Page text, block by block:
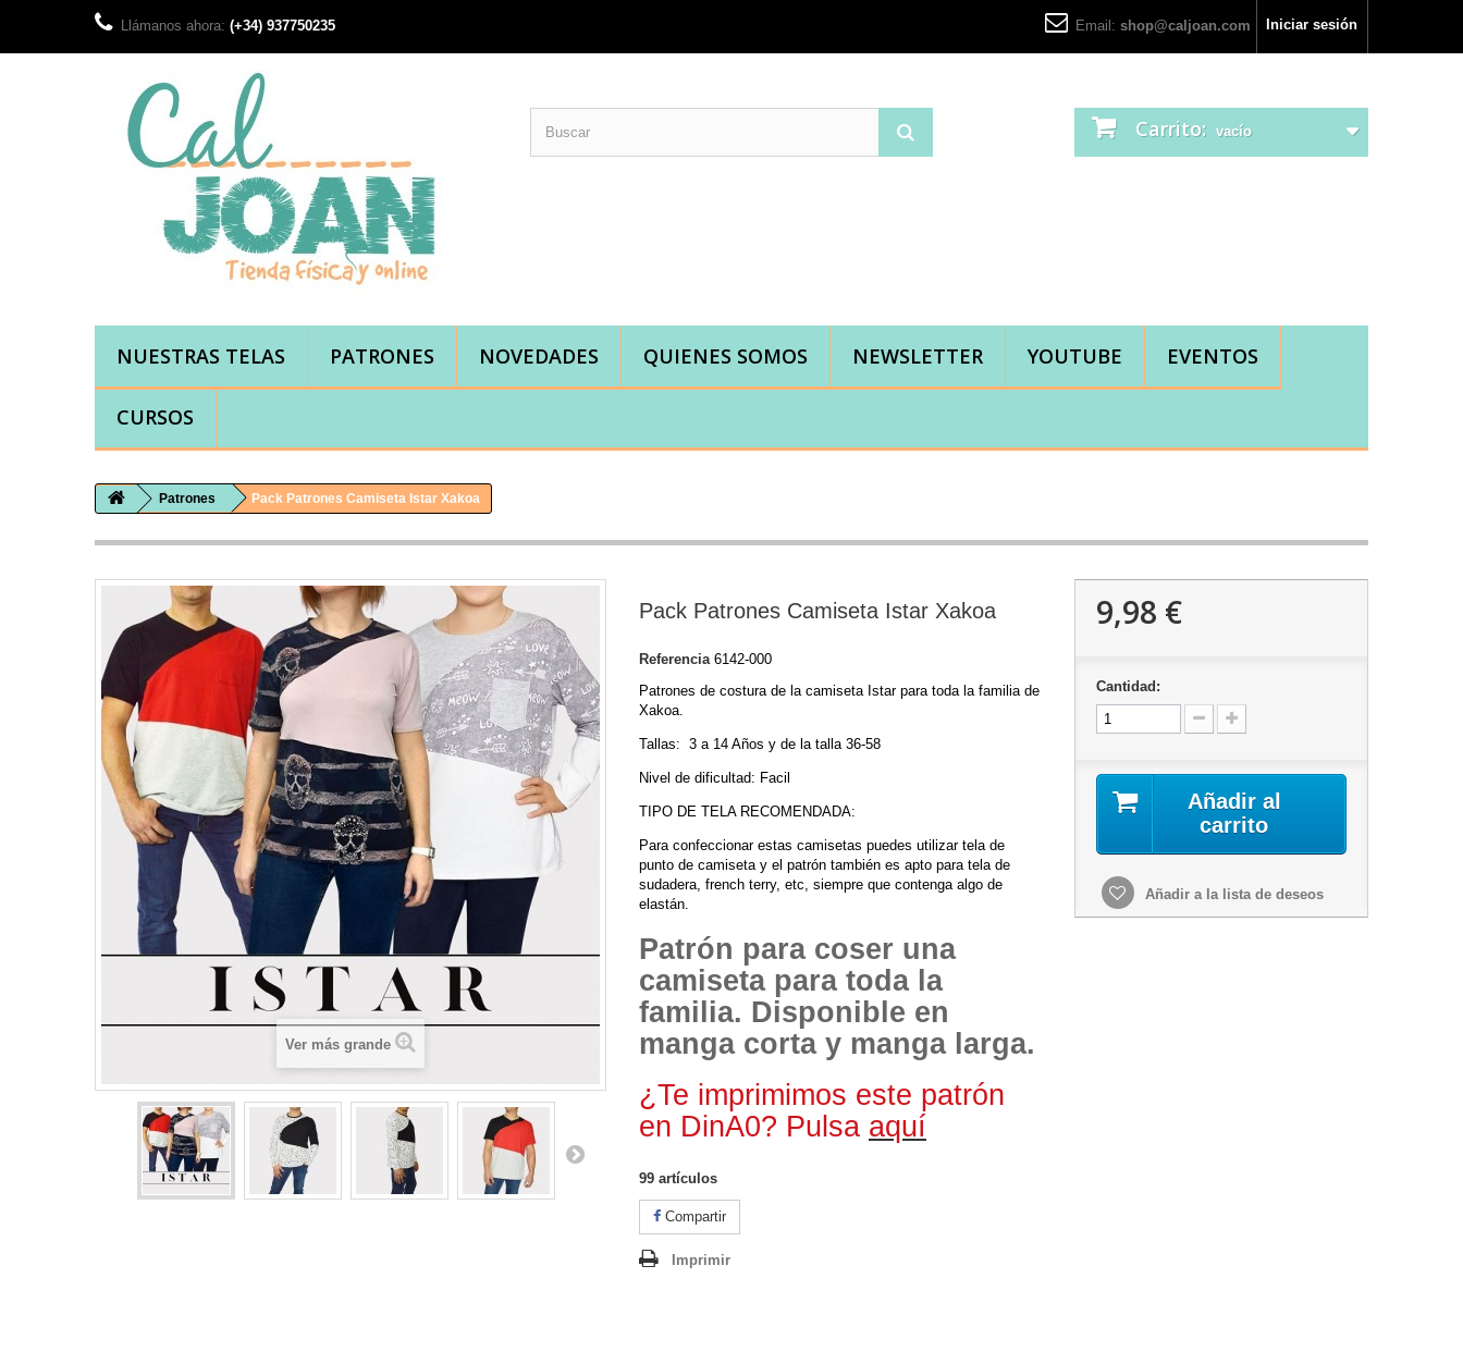
Iniciar sesión
Llámanos ahora: (+34) 937750235 Email: shop@caljoan.com
Carrito: vacío
NUESTRAS TELAS PATRONES NOVEDADES QUIENES SOMOS NEWSLETTER YOUTUBE EVENTOS
CURSOS
Patrones Pack Patrones Camiseta Istar Xakoa
Ver más grande
Pack Patrones Camiseta Istar Xakoa
Referencia 6142-000
Patrones de costura de la camiseta Istar para toda la familia de
Xakoa.
Tallas: 3 a 14 Años y de la talla 36-58
Nivel de dificultad: Facil
TIPO DE TELA RECOMENDADA:
Para confeccionar estas camisetas puedes utilizar tela de
punto de camiseta y el patrón también es apto para tela de
sudadera, french terry, etc, siempre que contenga algo de
elastán.
Patrón para coser una
camiseta para toda la
familia. Disponible en
manga corta y manga larga.
¿Te imprimimos este patrón
en DinA0? Pulsa aquí
99 artículos
Compartir
Imprimir
9,98 €
Cantidad:
Añadir al
carrito
Añadir a la lista de deseos